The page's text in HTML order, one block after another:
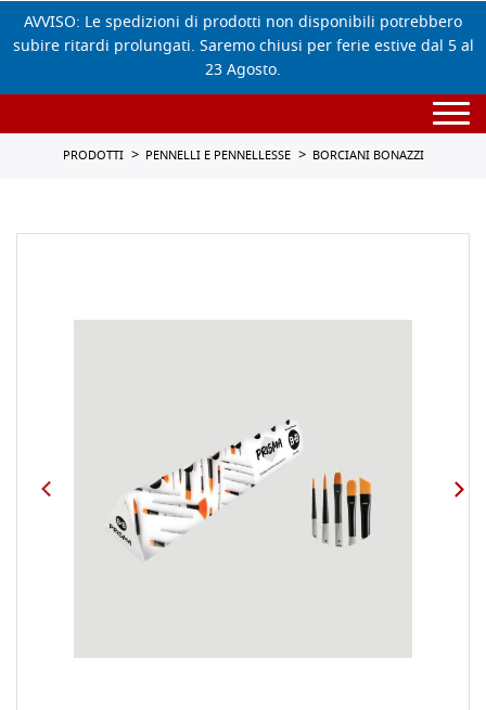
AVVISO: Le spedizioni di prodotti non disponibili potrebbero
subire ritardi prolungati. Saremo chiusi per ferie estive dal 5 al
23 Agosto.
PRODOTTI PENNELLI E PENNELLESSE BORCIANI BONAZZI